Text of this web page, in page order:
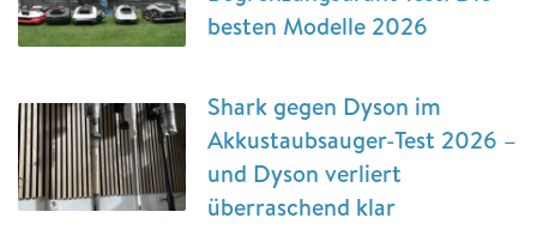
besten Modelle 2026
Shark gegen Dyson im
Akkustaubsauger-Test 2026 –
und Dyson verliert
überraschend klar